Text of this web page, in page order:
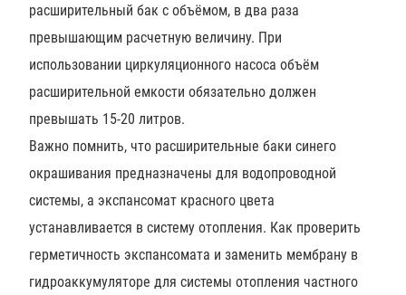
расширительный бак с объёмом, в два раза
превышающим расчетную величину. При
использовании циркуляционного насоса объём
расширительной емкости обязательно должен
превышать 15-20 литров.
Важно помнить, что расширительные баки синего
окрашивания предназначены для водопроводной
системы, а экспансомат красного цвета
устанавливается в систему отопления. Как проверить
герметичность экспансомата и заменить мембрану в
гидроаккумуляторе для системы отопления частного